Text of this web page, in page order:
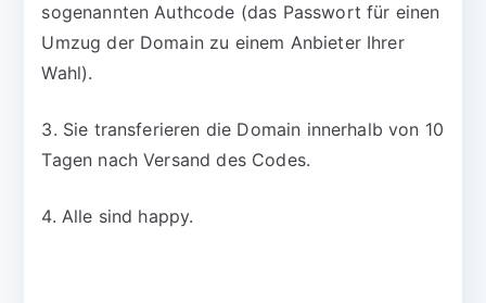
sogenannten Authcode (das Passwort für einen
Umzug der Domain zu einem Anbieter Ihrer
Wahl).
3. Sie transferieren die Domain innerhalb von 10
Tagen nach Versand des Codes.
4. Alle sind happy.